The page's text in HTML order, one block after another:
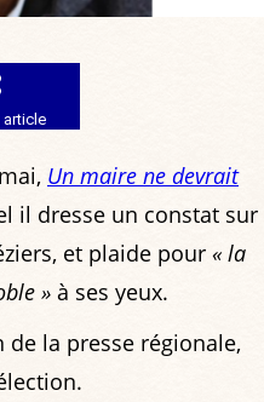
article
Un maire ne devrait
il dresse un constat sur
et plaide pour « la
» à ses yeux.
la presse régionale,